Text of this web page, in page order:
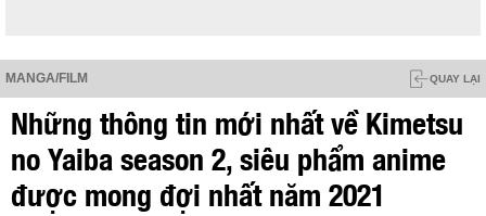
MANGA/FILM QUAY LẠI
Những thông tin mới nhất về Kimetsu
no Yaiba season 2, siêu phẩm anime
được mong đợi nhất năm 2021